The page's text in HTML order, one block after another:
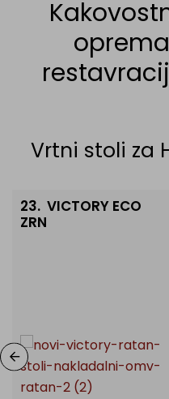
Vrtni stoli za
23. VICTORY ECO
ZRN